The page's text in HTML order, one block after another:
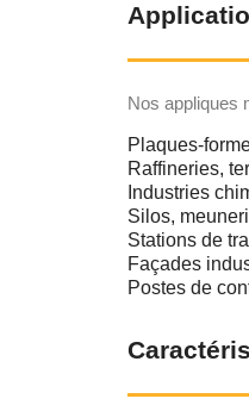
Nos appliques
Plaques-
Raffineries,
Industries
Silos,
Stations de
Façades
Postes de